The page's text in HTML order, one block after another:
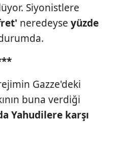
amacıyla
sitemizin daha işlevsel
ve sizlere yönelik
yapılması, amaçlarıyla
kullanılacaktır.
yer alan panel
Çerezlere ilişkin detaylı bilgi
Çerez Bilgilendirme
Siyonistlere
neredeyse yüzde
Gazze'deki
buna verdiği
Yahudilere karşı